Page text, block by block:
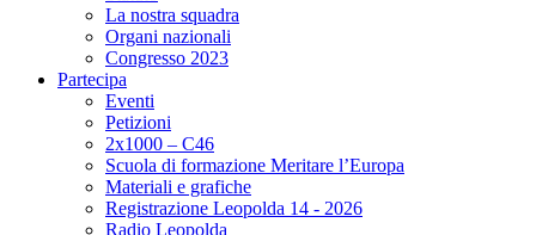
La nostra squadra
Organi nazionali
Congresso 2023
Partecipa
Eventi
Petizioni
2x1000 – C46
Scuola di formazione Meritare l’Europa
Materiali e grafiche
Registrazione Leopolda 14 - 2026
Radio Leopolda